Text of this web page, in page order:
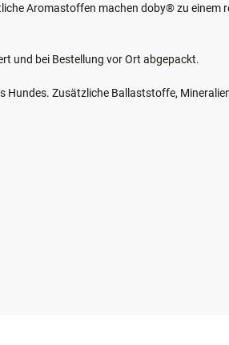
Aromastoffen machen doby® zu einem
und bei Bestellung vor Ort abgepackt.
Hundes. Zusätzliche Ballaststoffe,